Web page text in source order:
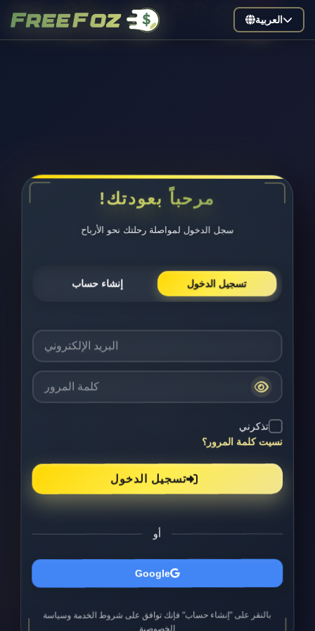
$
₿ $
🎁
₿$
$ 🎁
₿ العربية
مرحباً بعودتك!
سجل الدخول لمواصلة رحلتك نحو الأرباح
تسجيل الدخول إنشاء حساب
تذكرني
نسيت كلمة المرور؟
تسجيل الدخول
أو
Google
بالنقر على "إنشاء حساب" فإنك توافق على شروط الخدمة وسياسة